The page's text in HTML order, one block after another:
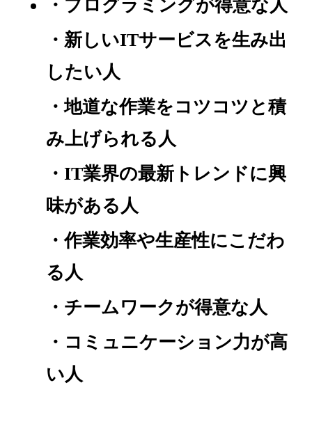
・プログラミングが得意な人
・新しいITサービスを生み出
したい人
・地道な作業をコツコツと積
み上げられる人
・IT業界の最新トレンドに興
味がある人
・作業効率や生産性にこだわ
る人
・チームワークが得意な人
・コミュニケーション力が高
い人